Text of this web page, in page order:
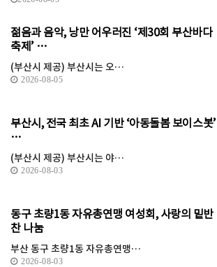
젊음과 음악, 낭만 어우러진 ‘제30회 부산바다
축제’ …
(부산시 제공) 부산시는 오…
2026-08-05
부산시, 전국 최초 AI 기반 ‘아동돌봄 보이스봇’
…
(부산시 제공) 부산시는 야…
2026-08-03
동구 초량1동 자유총연맹 여성회, 사랑의 밑반
찬 나눔
부산 동구 초량1동 자유총연맹…
2026-08-03